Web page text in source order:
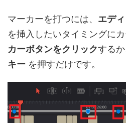
マーカーを打つには、 エデ
を挿入したいタイミングにカ
カーボタンをクリックする
キー を押すだけです。